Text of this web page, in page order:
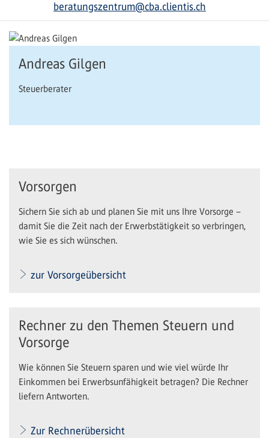
beratungszentrum@cba.clientis.ch
Andreas Gilgen
Steuerberater
Vorsorgen
Sichern Sie sich ab und planen Sie mit uns Ihre Vorsorge –
damit Sie die Zeit nach der Erwerbstätigkeit so verbringen,
wie Sie es sich wünschen.
zur Vorsorgeübersicht
Rechner zu den Themen Steuern und
Vorsorge
Wie können Sie Steuern sparen und wie viel würde Ihr
Einkommen bei Erwerbsunfähigkeit betragen? Die Rechner
liefern Antworten.
Zur Rechnerübersicht